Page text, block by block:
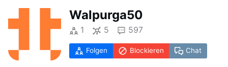
Walpurga50
1 5 597
Folgen Blockieren Chat